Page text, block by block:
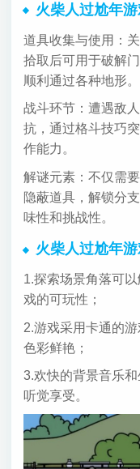
火柴人过尬年
道具收集与使用：
拾取后可用于破解
顺利通过各种地形。
战斗环节：遭遇敌
抗，通过格斗技巧
作能力。
解谜元素：不仅需
隐蔽道具，解锁分
味性和挑战性。
火柴人过尬年
1.探索场景角落可
戏的可玩性；
2.游戏采用卡通的
色彩鲜艳；
3.欢快的背景音乐
听觉享受。